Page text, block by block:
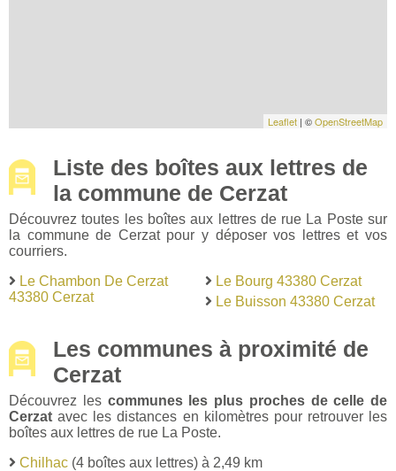
Leaflet | ©OpenStreetMap
Liste des boîtes aux lettres de
la commune de Cerzat
Découvrez toutes les boîtes aux lettres de rue La Poste sur
la commune de Cerzat pour y déposer vos lettres et vos
courriers.
Le Chambon De Cerzat
43380 Cerzat
Le Bourg 43380 Cerzat
Le Buisson 43380 Cerzat
Les communes à proximité de
Cerzat
Découvrez les communes les plus proches de celle de
Cerzat avec les distances en kilomètres pour retrouver les
boîtes aux lettres de rue La Poste.
Chilhac (4 boîtes aux lettres) à 2,49 km